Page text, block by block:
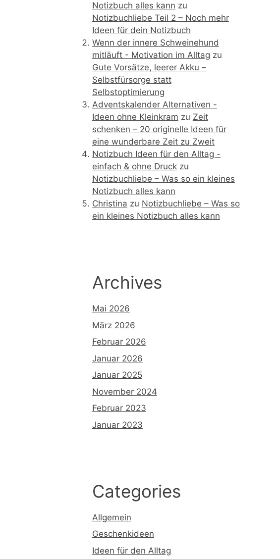
Notizbuch alles kann zu
Notizbuchliebe Teil 2 – Noch mehr
Ideen für dein Notizbuch
Wenn der innere Schweinehund
mitläuft - Motivation im Alltag zu
Gute Vorsätze, leerer Akku –
Selbstfürsorge statt
Selbstoptimierung
Adventskalender Alternativen -
Ideen ohne Kleinkram zu Zeit
schenken – 20 originelle Ideen für
eine wunderbare Zeit zu Zweit
Notizbuch Ideen für den Alltag -
einfach & ohne Druckzu
Notizbuchliebe – Was so ein kleines
Notizbuch alles kann
Christina zu Notizbuchliebe – Was so
ein kleines Notizbuch alles kann
Archives
Mai 2026
März 2026
Februar 2026
Januar 2026
Januar 2025
November 2024
Februar 2023
Januar 2023
Categories
Allgemein
Geschenkideen
Ideen für den Alltag